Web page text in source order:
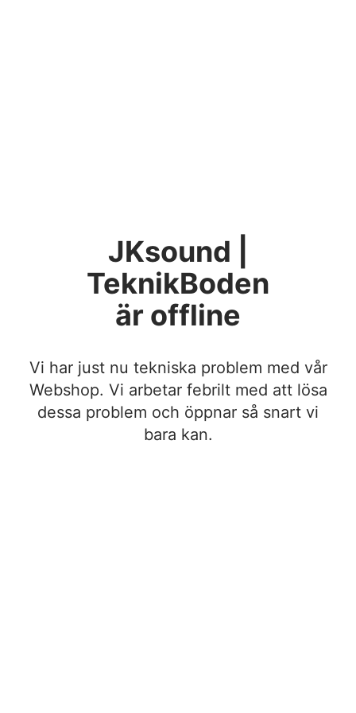
JKsound |
TeknikBoden
är offline
Vi har just nu tekniska problem med vår
Webshop. Vi arbetar febrilt med att lösa
dessa problem och öppnar så snart vi
bara kan.